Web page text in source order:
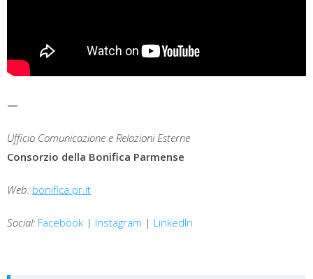
—
Ufficio Comunicazione e Relazioni Esterne
Consorzio della Bonifica Parmense
Web: bonifica.pr.it
Social: Facebook | Instagram | LinkedIn